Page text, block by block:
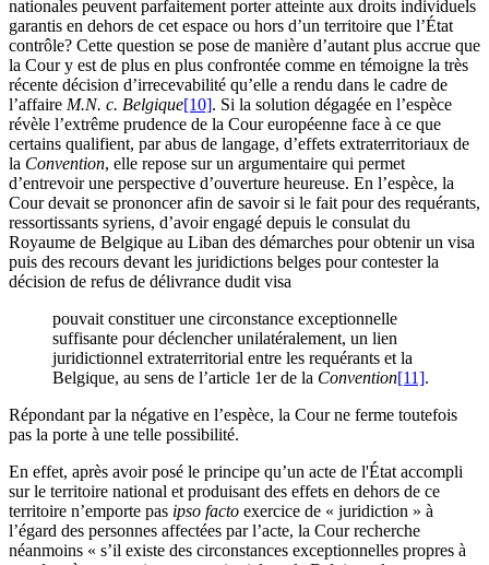
nationales peuvent parfaitement porter atteinte aux droits individuels
garantis en dehors de cet espace ou hors d’un territoire que l’État
contrôle? Cette question se pose de manière d’autant plus accrue que
la Cour y est de plus en plus confrontée comme en témoigne la très
récente décision d’irrecevabilité qu’elle a rendu dans le cadre de
l’affaire M.N. c. Belgique[10]. Si la solution dégagée en l’espèce
révèle l’extrême prudence de la Cour européenne face à ce que
certains qualifient, par abus de langage, d’effets extraterritoriaux de
la Convention, elle repose sur un argumentaire qui permet
d’entrevoir une perspective d’ouverture heureuse. En l’espèce, la
Cour devait se prononcer afin de savoir si le fait pour des requérants,
ressortissants syriens, d’avoir engagé depuis le consulat du
Royaume de Belgique au Liban des démarches pour obtenir un visa
puis des recours devant les juridictions belges pour contester la
décision de refus de délivrance dudit visa
pouvait constituer une circonstance exceptionnelle
suffisante pour déclencher unilatéralement, un lien
juridictionnel extraterritorial entre les requérants et la
Belgique, au sens de l’article 1er de la Convention[11].
Répondant par la négative en l’espèce, la Cour ne ferme toutefois
pas la porte à une telle possibilité.
En effet, après avoir posé le principe qu’un acte de l'État accompli
sur le territoire national et produisant des effets en dehors de ce
territoire n’emporte pas ipso facto exercice de « juridiction » à
l’égard des personnes affectées par l’acte, la Cour recherche
néanmoins « s’il existe des circonstances exceptionnelles propres à